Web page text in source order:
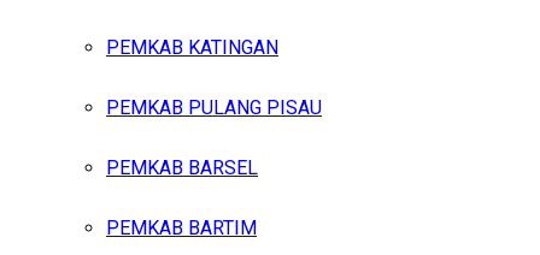
PEMKAB KATINGAN
PEMKAB PULANG PISAU
PEMKAB BARSEL
PEMKAB BARTIM